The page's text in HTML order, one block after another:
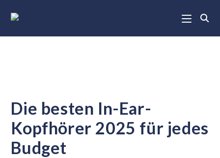
Die besten In-Ear-
Kopfhörer 2025 für jedes
Budget